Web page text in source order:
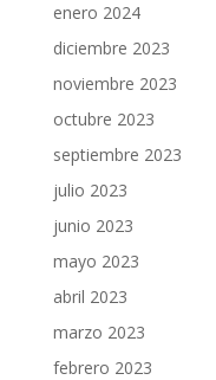
enero 2024
diciembre 2023
noviembre 2023
octubre 2023
septiembre 2023
julio 2023
junio 2023
mayo 2023
abril 2023
marzo 2023
febrero 2023